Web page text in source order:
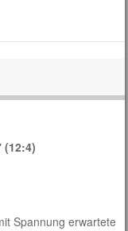
(12:4)
Spannung erwartete